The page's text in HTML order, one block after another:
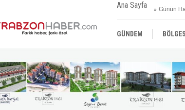
Ana Sayfa Günün
GÜNDEM